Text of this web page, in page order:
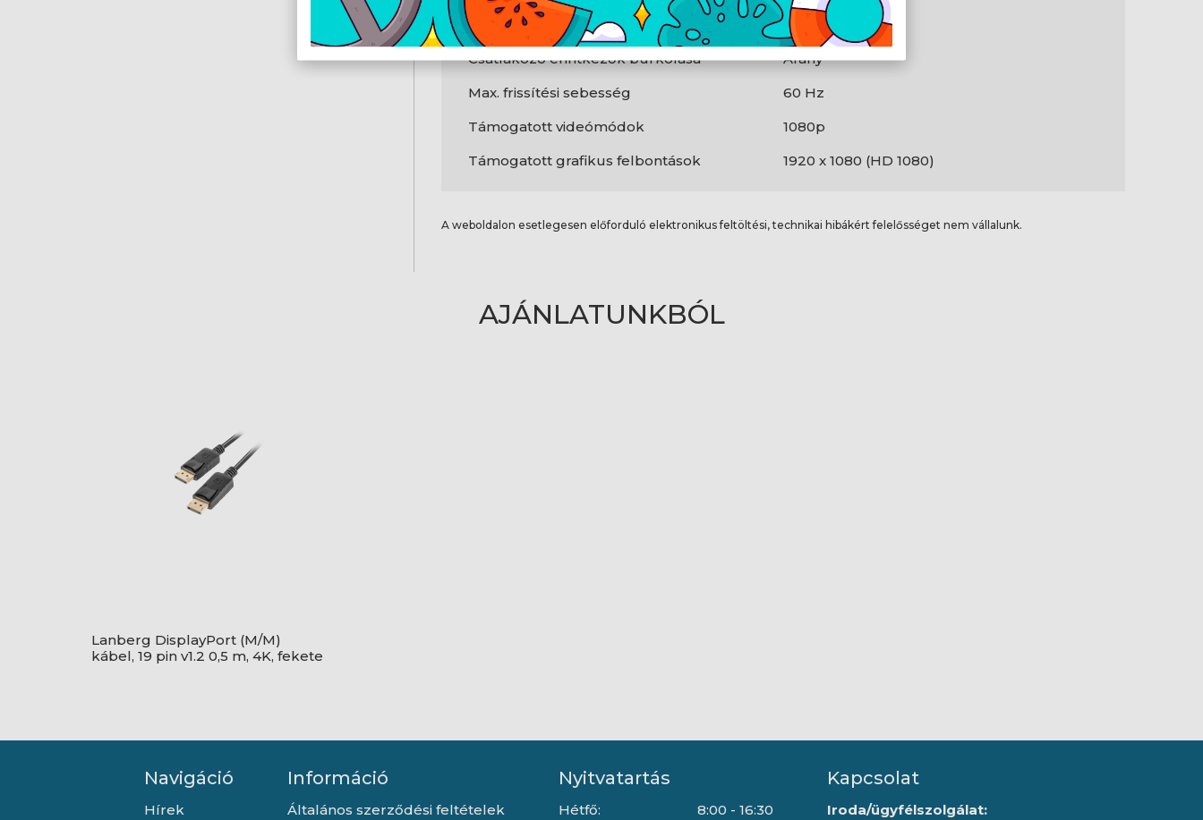
2. csatlakozó típusa
Dugó
Csatlakozó érintkezők burkolása
Arany
Max. frissítési sebesség
60 Hz
Támogatott videómódok
1080p
Támogatott grafikus felbontások
1920 x 1080 (HD 1080)
A weboldalon esetlegesen előforduló elektronikus feltöltési, technikai hibákért felelősséget nem vállalunk.
AJÁNLATUNKBÓL
Lanberg DisplayPort (M/M)
kábel, 19 pin v1.2 0,5 m, 4K, fekete
Navigáció
Hírek
Információ
Általános szerződési feltételek
Nyitvatartás
Hétfő:
8:00 - 16:30
Kapcsolat
Iroda/ügyfélszolgálat: